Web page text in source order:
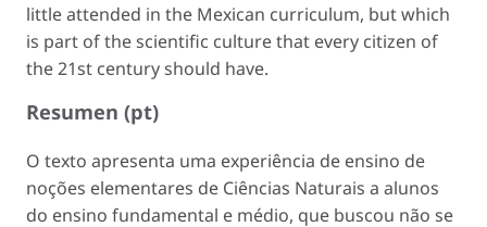
little attended in the Mexican curriculum, but which
is part of the scientific culture that every citizen of
the 21st century should have.
Resumen (pt)
O texto apresenta uma experiência de ensino de
noções elementares de Ciências Naturais a alunos
do ensino fundamental e médio, que buscou não se